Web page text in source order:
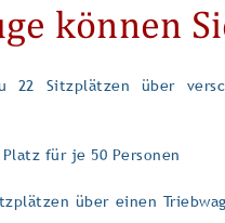
können
Sitzplätzen über
für je 50 Personen
über einen